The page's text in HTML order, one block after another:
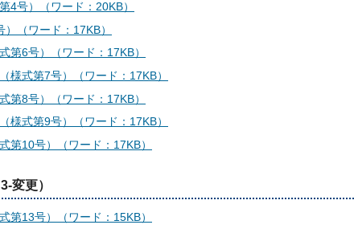
4号）（ワード：20KB）
（ワード：17KB）
第6号）（ワード：17KB）
様式第7号）（ワード：17KB）
第8号）（ワード：17KB）
様式第9号）（ワード：17KB）
第10号）（ワード：17KB）
変更）
第13号）（ワード：15KB）